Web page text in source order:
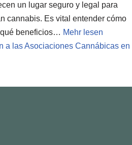
un lugar seguro y legal para
cannabis. Es vital entender cómo
beneficios… Mehr lesen
a las Asociaciones Cannábicas en